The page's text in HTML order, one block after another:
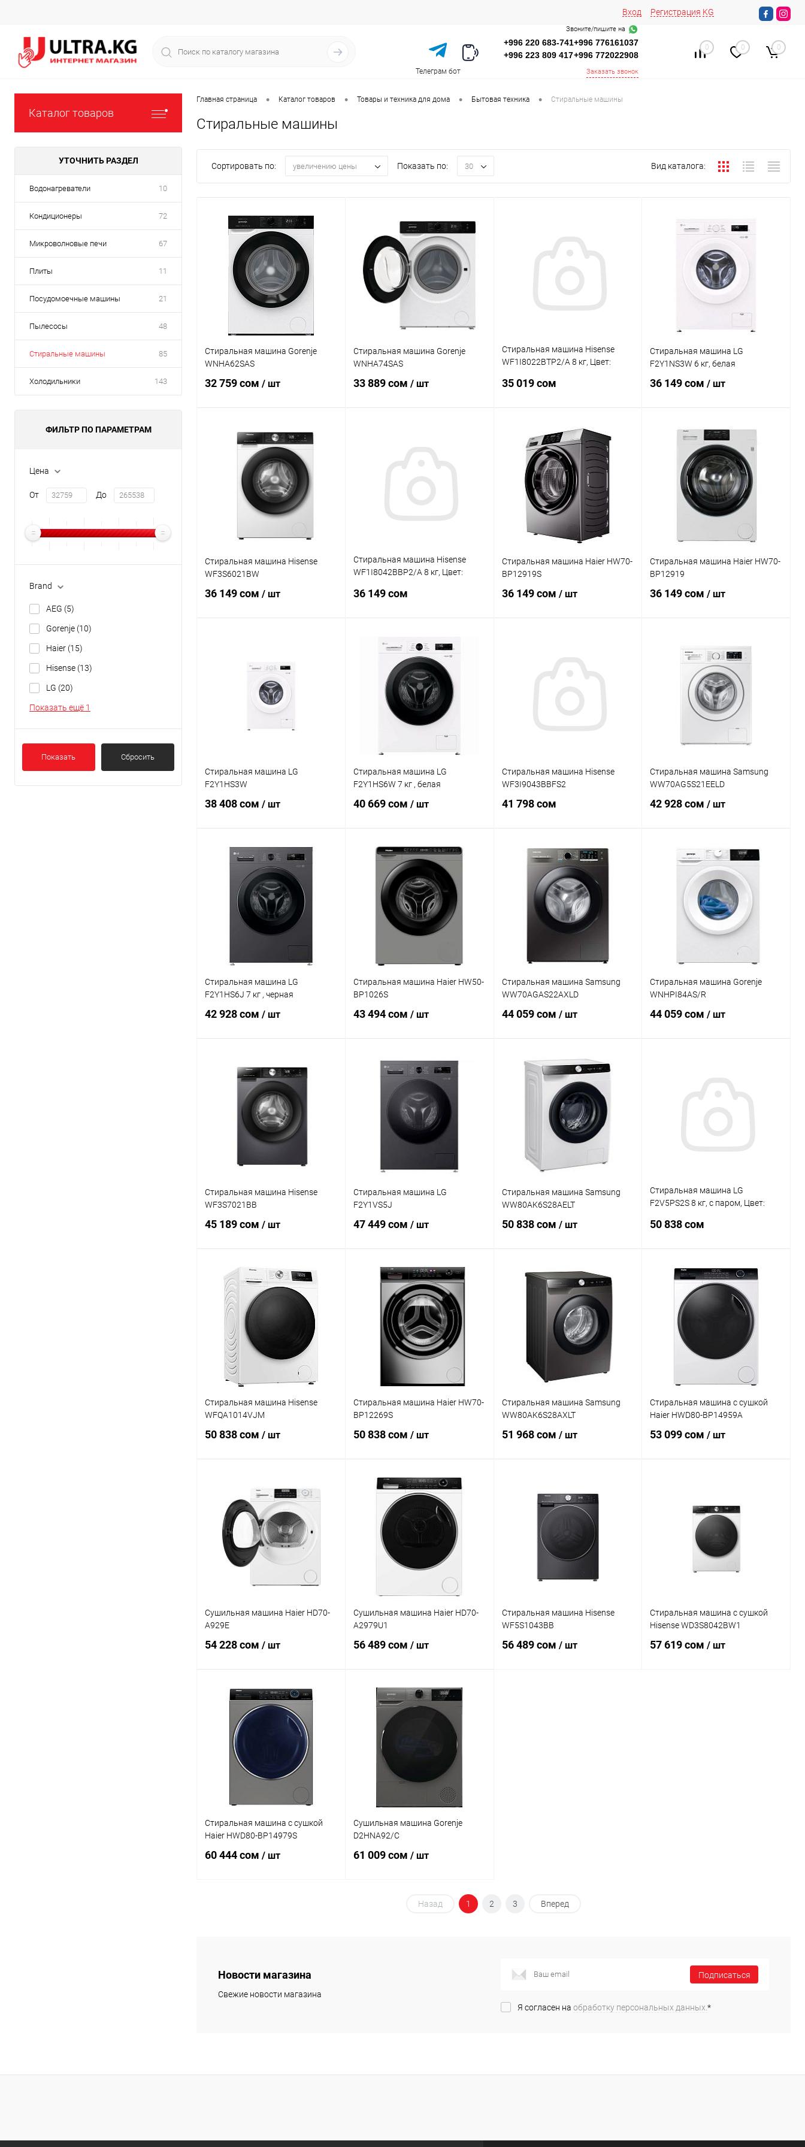
Вход Регистрация KG
Телеграм бот
Звоните/пишите на
+996 220 683-741
+996 223 809 417
+996 776161037
+996 772022908
Заказать звонок
0 0 0
Каталог товаров
УТОЧНИТЬ РАЗДЕЛ
Водонагреватели 10
Кондиционеры 72
Микроволновые печи 67
Плиты 11
Посудомоечные машины 21
Пылесосы 48
Стиральные машины 85
Холодильники 143
ФИЛЬТР ПО ПАРАМЕТРАМ
Цена
От До
Brand
AEG (5)
Gorenje (10)
Haier (15)
Hisense (13)
LG (20)
Показать ещё 1
Показать Сбросить
Главная страница • Каталог товаров • Товары и техника для дома • Бытовая техника • Стиральные машины
Стиральные машины
Сортировать по: увеличению цены Показать по: 30 Вид каталога:
Стиральная машина Gorenje
WNHA62SAS
32 759 сом / шт
В корзину
Купить в 1 клик Сравнение
В избранное В наличии
Стиральная машина Gorenje
WNHA74SAS
33 889 сом / шт
Стиральная машина Hisense
WF1I8022BTP2/A 8 кг, Цвет:
35 019 сом
В корзину
Купить в 1 клик Сравнение
В избранное В наличии
Стиральная машина LG
F2Y1NS3W 6 кг, белая
36 149 сом/ шт
В корзину
Купить в 1 клик Сравнение
В избранное В наличии
Стиральная машина Hisense
WF3S6021BW
36 149 сом / шт
Купить в 1 клик
В избранное
Стиральная машина Hisense
WF1I8042BBP2/A 8 кг, Цвет:
36 149 сом
В корзину
Купить в 1 клик Сравнение
В избранное В наличии
Стиральная машина Haier HW70-
BP12919S
36 149 сом / шт
Стиральная машина Haier HW70-
BP12919
36 149 сом/ шт
Купить в 1 клик Сравнение
В избранное В наличии
Стиральная машина LG
F2Y1HS3W
38 408 сом / шт
В корзину
Купить в 1 клик Сравнение
В избранное В наличии
Стиральная машина LG
F2Y1HS6W 7 кг , белая
40 669 сом / шт
В корзину
Купить в 1 клик Сравнение
В избранное В наличии
Стиральная машина Hisense
WF3I9043BBFS2
41 798 сом
В корзину
Купить в 1 клик Сравнение
В избранное В наличии
Стиральная машина Samsung
WW70AG5S21EELD
42 928 сом/ шт
В корзину
Купить в 1 клик Сравнение
В избранное В наличии
Стиральная машина LG
F2Y1HS6J 7 кг , черная
42 928 сом / шт
Купить в 1 клик Сравнение
В избранное В наличии
Стиральная машина Haier HW50-
BP1026S
43 494 сом / шт
В корзину
Купить в 1 клик Сравнение
В избранное
Стиральная машина Samsung
WW70AGAS22AXLD
44 059 сом / шт
В корзину
Купить в 1 клик Сравнение
В избранное В наличии
Стиральная машина Gorenje
WNHPI84AS/R
44 059 сом/ шт
Стиральная машина Hisense
WF3S7021BB
45 189 сом / шт
В корзину
Купить в 1 клик Сравнение
В избранное
Стиральная машина LG
F2Y1VS5J
47 449 сом / шт
В корзину
Купить в 1 клик Сравнение
В избранное В наличии
Стиральная машина Samsung
WW80AK6S28AELT
50 838 сом / шт
В корзину
Купить в 1 клик Сравнение
В избранное В наличии
Стиральная машина LG
F2V5PS2S 8 кг, с паром, Цвет:
50 838 сом
В корзину
Купить в 1 клик Сравнение
В избранное В наличии
Стиральная машина Hisense
WFQA1014VJM
50 838 сом / шт
Купить в 1 клик Сравнение
В избранное В наличии
Стиральная машина Haier HW70-
BP12269S
50 838 сом / шт
В корзину
Купить в 1 клик Сравнение
В избранное В наличии
Стиральная машина Samsung
WW80AK6S28AXLT
51 968 сом / шт
Купить в 1 клик Сравнение
В избранное В наличии
Стиральная машина с сушкой
Haier HWD80-BP14959A
53 099 сом/ шт
Купить в 1 клик Сравнение
В избранное В наличии
Сушильная машина Haier HD70-
A929E
54 228 сом / шт
В корзину
Купить в 1 клик Сравнение
В избранное В наличии
Сушильная машина Haier HD70-
A2979U1
56 489 сом / шт
В корзину
Купить в 1 клик Сравнение
В избранное В наличии
Стиральная машина Hisense
WF5S1043BB
56 489 сом / шт
Стиральная машина с сушкой
Hisense WD3S8042BW1
57 619 сом/ шт
Стиральная машина с сушкой
Haier HWD80-BP14979S
60 444 сом / шт
Сушильная машина Gorenje
D2HNA92/C
61 009 сом / шт
В корзину
Назад 1 2 3 Вперед
Новости магазина
Свежие новости магазина
Подписаться
Я согласен на обработку персональных данных. *